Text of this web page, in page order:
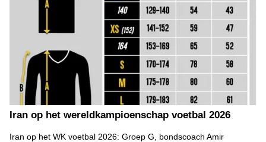
Iran op het wereldkampioenschap voetbal 2026
Iran op het WK voetbal 2026: Groep G, bondscoach Amir